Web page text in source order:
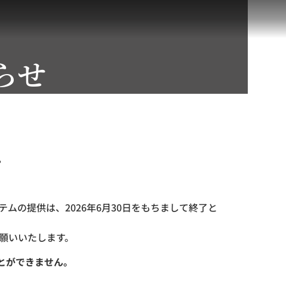
せ
の提供は、2026年6月30日をもちまして終了と
いたします。
できません。